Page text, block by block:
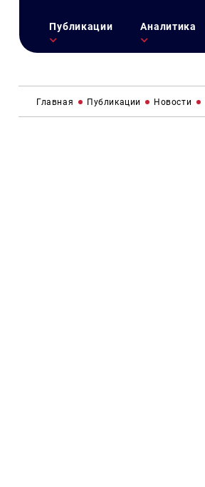
Публикации Аналитика
Главная Публикации Новости